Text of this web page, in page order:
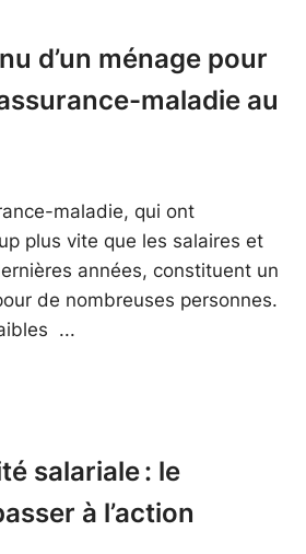
d’un ménage pour
maladie au
maladie, qui ont
plus vite que les salaires et
années, constituent un
de nombreuses personnes.
salariale : le
à l’action